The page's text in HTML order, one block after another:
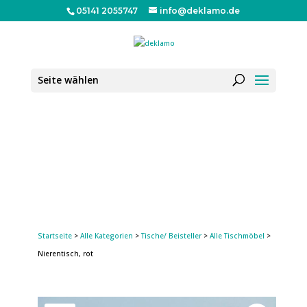
05141 2055747 info@deklamo.de
Seite wählen
Startseite> Alle Kategorien >Tische/ Beisteller> Alle Tischmöbel >
Nierentisch, rot